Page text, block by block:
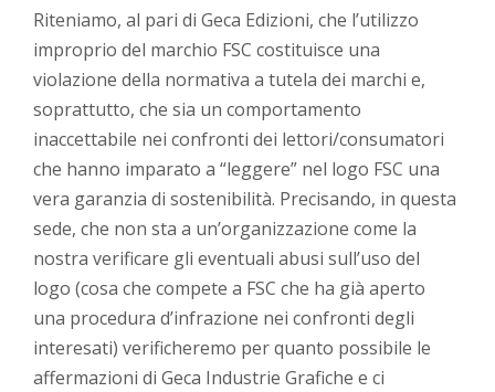
Riteniamo, al pari di Geca Edizioni, che l’utilizzo
improprio del marchio FSC costituisce una
violazione della normativa a tutela dei marchi e,
soprattutto, che sia un comportamento
inaccettabile nei confronti dei lettori/consumatori
che hanno imparato a “leggere” nel logo FSC una
vera garanzia di sostenibilità. Precisando, in questa
sede, che non sta a un’organizzazione come la
nostra verificare gli eventuali abusi sull’uso del
logo (cosa che compete a FSC che ha già aperto
una procedura d’infrazione nei confronti degli
interesati) verificheremo per quanto possibile le
affermazioni di Geca Industrie Grafiche e ci